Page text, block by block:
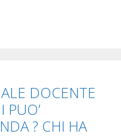
DOCENTE
? CHI HA